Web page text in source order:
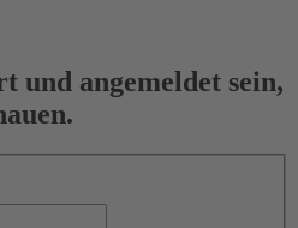
und angemeldet sein,